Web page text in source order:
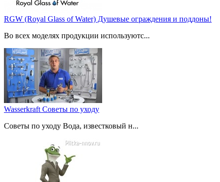
RGW (Royal Glass of Water) Душевые ограждения и поддоны!
Во всех моделях продукции используютс...
Wasserkraft Советы по уходу
Советы по уходу Вода, известковый н...